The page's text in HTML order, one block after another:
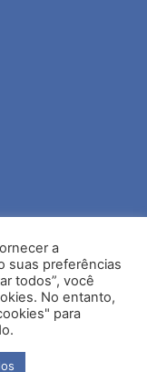
a
suas preferências
todos”, você
No entanto,
para